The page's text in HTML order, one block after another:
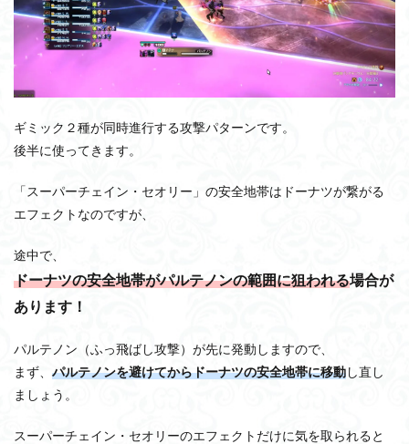
ギミック２種が同時進行する攻撃パターンです。
後半に使ってきます。
「スーパーチェイン・セオリー」の安全地帯はドーナツが繋がる
エフェクトなのですが、
途中で、
ドーナツの安全地帯がパルテノンの範囲に狙われる場合が
あります！
パルテノン（ふっ飛ばし攻撃）が先に発動しますので、
まず、 パルテノンを避けてからドーナツの安全地帯に移動し直し
ましょう。
スーパーチェイン・セオリーのエフェクトだけに気を取られると